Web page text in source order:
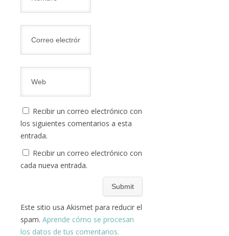
Recibir un correo electrónico con
los siguientes comentarios a esta
entrada.
Recibir un correo electrónico con
cada nueva entrada.
Este sitio usa Akismet para reducir el
spam. Aprende cómo se procesan
los datos de tus comentarios.